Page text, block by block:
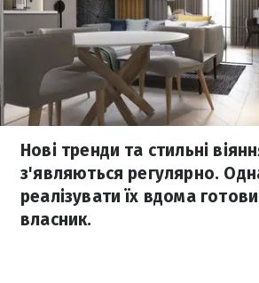
Нові тренди та стильні
з'являються регулярно.
реалізувати їх вдома
власник.